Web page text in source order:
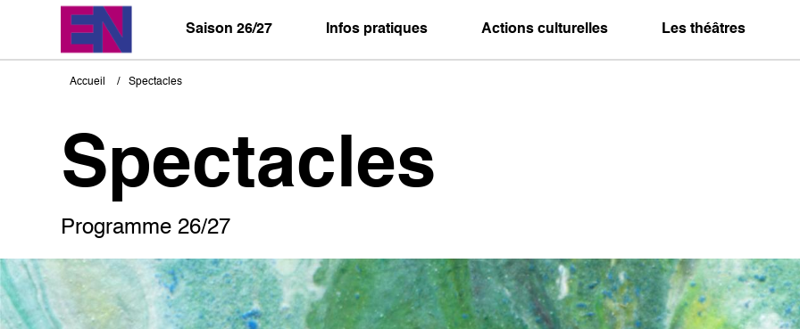
Saison 26/27 Infos pratiques Actions culturelles Les théâtres
Fil
Accueil Spectacles
Spectacles
Programme 26/27